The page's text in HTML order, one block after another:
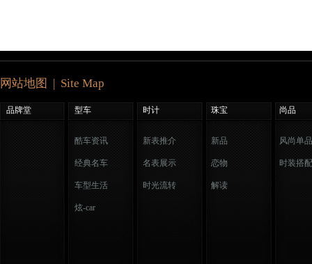
网站地图 | Site Map
品牌堂 型车 时计 珠宝 尚品
酷车资讯
经典名车
车型生活
炫-car
新表推介
名表展示
时光流转
新品
恋物
解读
风尚单品
时装搭配